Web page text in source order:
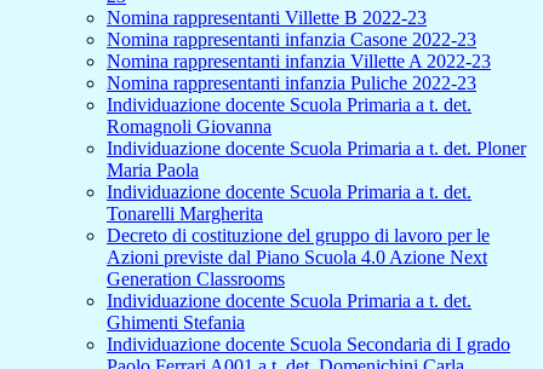
Nomina rappresentanti Villette B 2022-23
Nomina rappresentanti infanzia Casone 2022-23
Nomina rappresentanti infanzia Villette A 2022-23
Nomina rappresentanti infanzia Puliche 2022-23
Individuazione docente Scuola Primaria a t. det.
Romagnoli Giovanna
Individuazione docente Scuola Primaria a t. det. Ploner
Maria Paola
Individuazione docente Scuola Primaria a t. det.
Tonarelli Margherita
Decreto di costituzione del gruppo di lavoro per le
Azioni previste dal Piano Scuola 4.0 Azione Next
Generation Classrooms
Individuazione docente Scuola Primaria a t. det.
Ghimenti Stefania
Individuazione docente Scuola Secondaria di I grado